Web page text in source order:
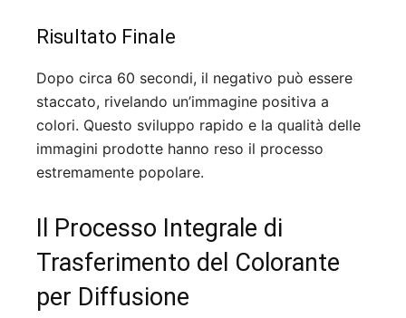
Risultato Finale
Dopo circa 60 secondi, il negativo può essere
staccato, rivelando un’immagine positiva a
colori. Questo sviluppo rapido e la qualità delle
immagini prodotte hanno reso il processo
estremamente popolare.
Il Processo Integrale di
Trasferimento del Colorante
per Diffusione